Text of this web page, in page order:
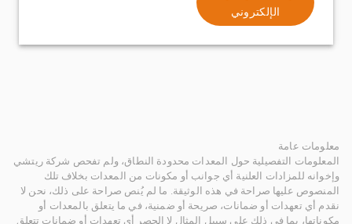
الإلكتروني
معلومات عامة
المعلومات التفصيلية حول المعدات محدودة النطاق، ولم تفحص شركة ريتشي
وإخوانه للمزادات العلنية أي جوانب أو مكونات من المعدات بخلاف تلك
المنصوص عليها صراحة في هذه الوثيقة. ما لم يُنص صراحة على ذلك، نحن لا
نقدم أي تعهدات أو ضمانات، صريحة أو ضمنية، في ما يتعلق بالمعدات أو
مكوناتها، بما في ذلك على سبيل المثال لا الحصر أي تعهدات أو ضمانات تتعلق